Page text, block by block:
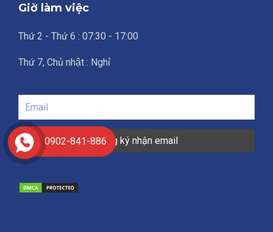
Giờ làm việc
Thứ 2 - Thứ 6 : 07:30 - 17:00
Thứ 7, Chủ nhật : Nghỉ
0902-841-886